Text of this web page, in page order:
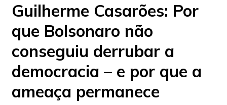
Guilherme Casarões: Por
que Bolsonaro não
conseguiu derrubar a
democracia – e por que a
ameaça permanece